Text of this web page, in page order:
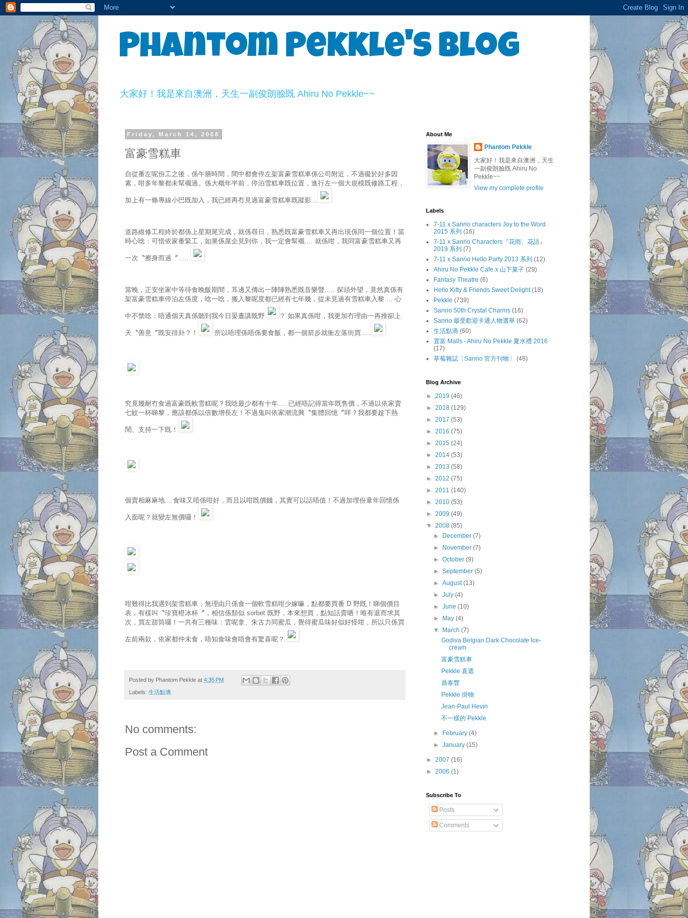
Phantom Pekkle's Blog
大家好！我是來自澳洲，天生一副俊朗臉既 Ahiru No Pekkle~~
Friday, March 14, 2008
富豪雪糕車
自從番左呢份工之後，係午膳時間，間中都會停左架富豪雪糕車係公司附近，不過礙於好多因
素，咁多年黎都未幫襯過。係大概年半前，停泊雪糕車既位置，進行左一個大規模既修路工程，
加上有一條專線小巴既加入，我已經再冇見過富豪雪糕車既蹤影...
道路維修工程終於都係上星期尾完成，就係尋日，熟悉既富豪雪糕車又再出現係同一個位置！當
時心唸：可惜依家番緊工，如果係屋企見到你，我一定會幫襯.... 就係咁，我同富豪雪糕車又再
一次〝擦身而過〞.....
當晚，正安坐家中等待食晚飯期間，耳邊又傳出一陣陣熟悉既音樂聲..... 探頭外望，竟然真係有
架富豪雪糕車停泊左係度，唸一唸，搬入黎呢度都已經有七年幾，從未見過有雪糕車入黎.... 心
中不禁唸：唔通個天真係聽到我今日晏晝講既野 ？ 如果真係咁，我更加冇理由一再推卻上
天〝善意〞既安排卦？！ 所以唔理係唔係要食飯，都一個箭步就衝左落街買.....
究竟幾耐冇食過富豪既軟雪糕呢？我唸最少都有十年.... 已經唔記得當年既售價，不過以依家賣
七蚊一杯睇黎，應該都係以倍數增長左！不過鬼叫依家潮流興〝集體回憶〞咩？我都要趁下熱
鬧、支持一下既！
個賣相麻麻地....食味又唔係咁好，而且以咁既價錢，其實可以話唔值！不過加埋份童年回憶係
入面呢？就變左無價囉！
咁難得比我遇到架雪糕車，無理由只係食一個軟雪糕咁少嫁嘛，點都要買番 D 野既！睇個價目
表，有樣叫〝珍寶橙冰杯〞，相信係類似 sorbet 既野，本來想買，點知話賣哂！唯有退而求其
次，買左甜筒囉！一共有三種味：雲呢拿、朱古力同蜜瓜，覺得蜜瓜味好似好怪咁，所以只係買
左前兩款，依家都仲未食，唔知食味會唔會有驚喜呢？
Posted by Phantom Pekkle at 4:35 PM
Labels: 生活點滴
No comments:
Post a Comment
About Me
Phantom Pekkle
大家好！我是來自澳洲，天生
一副俊朗臉既 Ahiru No
Pekkle~~
View my complete profile
Labels
7-11 x Sanrio characters Joy to the Word
2015 系列 (16)
7-11 x Sanrio Characters『花雨、花語』
2019 系列 (7)
7-11 x Sanrio Hello Party 2013 系列 (12)
Ahiru No Pekkle Cafe x 山下菓子 (29)
Fantasy Theatre (6)
Hello Kitty & Friends Sweet Delight (18)
Pekkle (739)
Sanrio 50th Crystal Charms (16)
Sanrio 最受歡迎卡通人物選舉 (62)
生活點滴 (60)
置富 Malls - Ahiru No Pekkle 夏水禮 2016
(17)
草莓雜誌〔Sanrio 官方刊物〕
(48)
Blog Archive
► 2019 (46)
► 2018 (129)
► 2017 (53)
► 2016 (75)
► 2015 (24)
► 2014 (53)
► 2013 (58)
► 2012 (75)
► 2011 (140)
► 2010 (53)
► 2009 (49)
▼ 2008 (85)
►
December(7)
►
November(7)
►October(9)
►September(5)
►August(13)
►July(4)
►June(10)
►
May(4)
▼
March(7)
Godiva Belgian Dark Chocolate Ice-
cream
富豪雪糕車
Pekkle 直遮
鼎泰豐
Pekkle 掛物
Jean-Paul Hevin
不一樣的 Pekkle
► February(4)
►January(15)
► 2007 (16)
► 2006 (1)
Subscribe To
Posts
Comments